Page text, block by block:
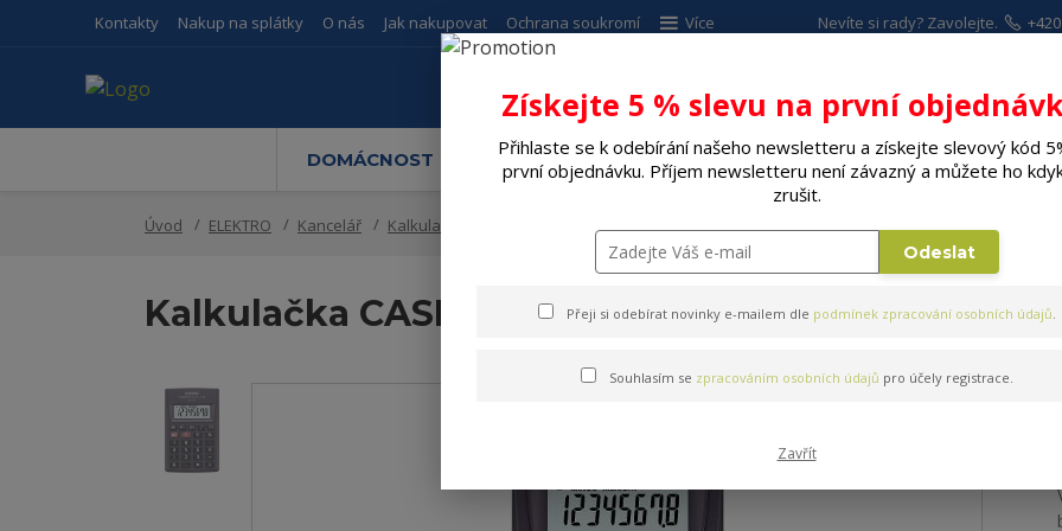
Kontakty Nakup na splátky O nás Jak nakupovat Ochrana soukromí Více Nevíte si rady? Zavolejte.
DOMÁCNOST MALÉ SPOTŘEBIČE ELEKTRO DÍLNA A
Úvod ELEKTRO Kancelář Kalkulačky, slovníky Kalkulačka CASIO HL 4 A
Kalkulačka CASIO HL 4 A
Získejte 5 % slevu na první
Přihlaste se k odebírání našeho newsletteru a získejte slevový kód
první objednávku. Příjem newsletteru není závazný a můžete ho
zrušit.
Odeslat
Přeji si odebírat novinky e-mailem dle podmínek zpracování osobních údajů.
Souhlasím se zpracováním osobních údajů pro účely registrace.
Zavřít